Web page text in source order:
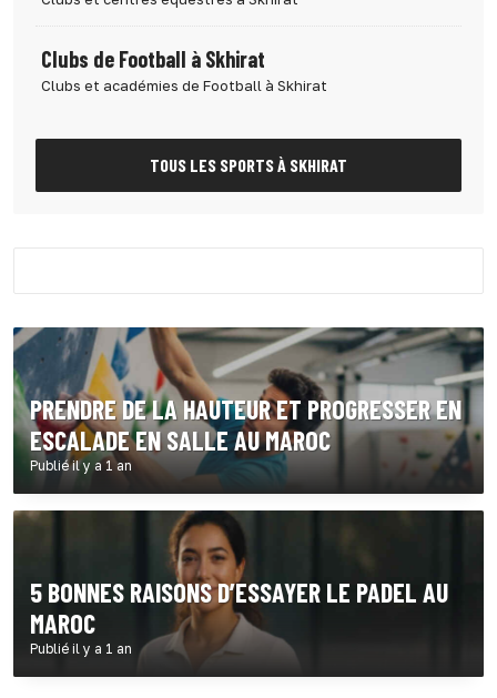
Clubs de Football à Skhirat
Clubs et académies de Football à Skhirat
TOUS LES SPORTS À SKHIRAT
PRENDRE DE LA HAUTEUR ET PROGRESSER EN
ESCALADE EN SALLE AU MAROC
Publié il y a 1 an
5 BONNES RAISONS D’ESSAYER LE PADEL AU
MAROC
Publié il y a 1 an